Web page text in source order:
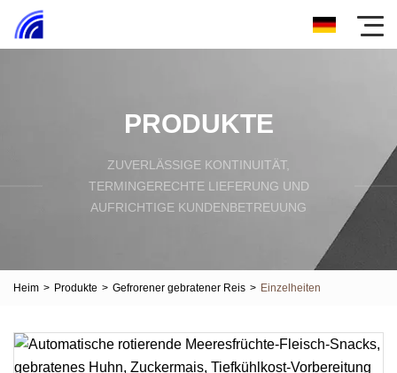
PRODUKTE
ZUVERLÄSSIGE KONTINUITÄT,
TERMINGERECHTE LIEFERUNG UND
AUFRICHTIGE KUNDENBETREUUNG
Heim > Produkte > Gefrorener gebratener Reis > Einzelheiten